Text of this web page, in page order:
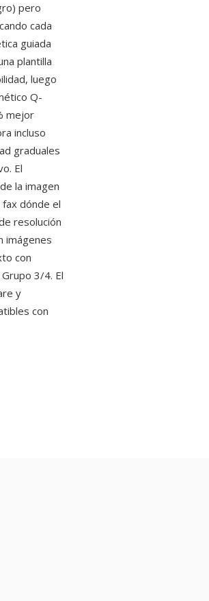
pero
cada
guiada
plantilla
luego
Q-
mejor
incluso
graduales
El
la imagen
dónde el
resolución
imágenes
con
3/4. El
y
con